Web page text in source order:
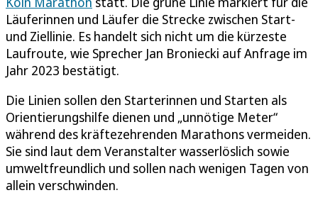
Läuferinnen und Läufer die Strecke zwischen Start-
und Ziellinie. Es handelt sich nicht um die kürzeste
Laufroute, wie Sprecher Jan Broniecki auf Anfrage im
Jahr 2023 bestätigt.
Die Linien sollen den Starterinnen und Starten als
Orientierungshilfe dienen und „unnötige Meter“
während des kräftezehrenden Marathons vermeiden.
Sie sind laut dem Veranstalter wasserlöslich sowie
umweltfreundlich und sollen nach wenigen Tagen von
allein verschwinden.